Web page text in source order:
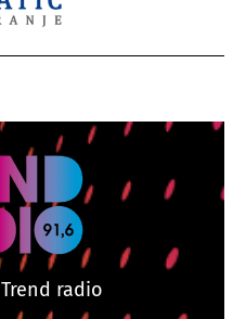
Trend radio